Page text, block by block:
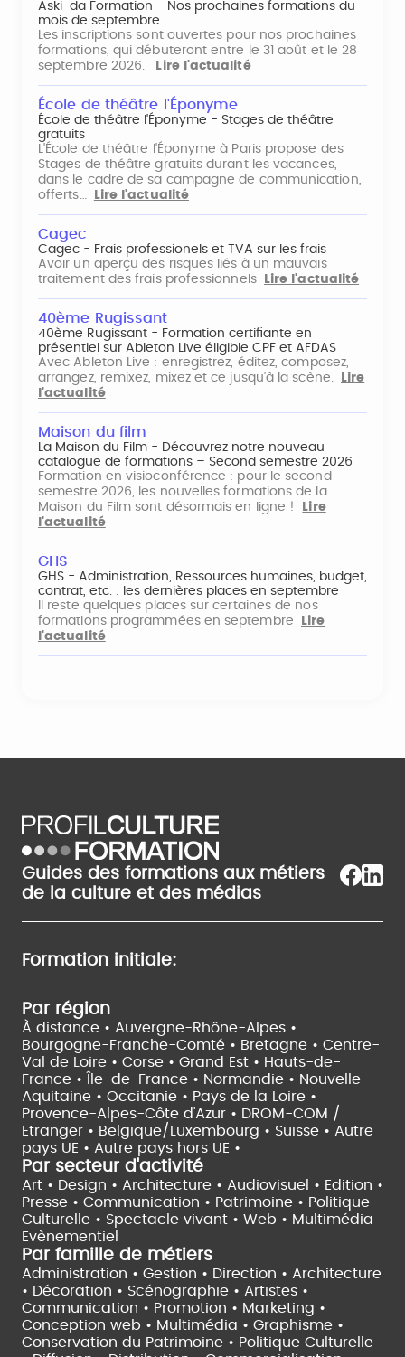
Aski-da Formation - Nos prochaines formations du
mois de septembre
Les inscriptions sont ouvertes pour nos prochaines
formations, qui débuteront entre le 31 août et le 28
septembre 2026.
Lire l'actualité
École de théâtre l'Éponyme
École de théâtre l'Éponyme - Stages de théâtre
gratuits
L'École de théâtre l'Éponyme à Paris propose des
Stages de théâtre gratuits durant les vacances,
dans le cadre de sa campagne de communication,
offerts…
Lire l'actualité
Cagec
Cagec - Frais professionels et TVA sur les frais
Avoir un aperçu des risques liés à un mauvais
traitement des frais professionnels
Lire l'actualité
40ème Rugissant
40ème Rugissant - Formation certifiante en
présentiel sur Ableton Live éligible CPF et AFDAS
Avec Ableton Live : enregistrez, éditez, composez,
arrangez, remixez, mixez et ce jusqu'à la scène.
Lire
l'actualité
Maison du film
La Maison du Film - Découvrez notre nouveau
catalogue de formations – Second semestre 2026
Formation en visioconférence : pour le second
semestre 2026, les nouvelles formations de la
Maison du Film sont désormais en ligne !
Lire
l'actualité
GHS
GHS - Administration, Ressources humaines, budget,
contrat, etc. : les dernières places en septembre
Il reste quelques places sur certaines de nos
formations programmées en septembre
Lire
l'actualité
Guides des formations aux métiers
de la culture et des médias
Formation initiale:
Par région
À distance • Auvergne-Rhône-Alpes •
Bourgogne-Franche-Comté • Bretagne • Centre-
Val de Loire • Corse • Grand Est • Hauts-de-
France •
Île-de-France • Normandie • Nouvelle-
Aquitaine • Occitanie • Pays de la Loire •
Provence-Alpes-Côte d'Azur • DROM-COM /
Etranger • Belgique/Luxembourg • Suisse • Autre
pays UE • Autre pays hors UE •
Par secteur d'activité
Art • Design • Architecture • Audiovisuel • Edition •
Presse • Communication • Patrimoine • Politique
Culturelle • Spectacle vivant • Web • Multimédia
Evènementiel
Par famille de métiers
Administration • Gestion • Direction • Architecture
• Décoration • Scénographie • Artistes •
Communication • Promotion • Marketing •
Conception web • Multimédia • Graphisme •
Conservation du Patrimoine • Politique Culturelle